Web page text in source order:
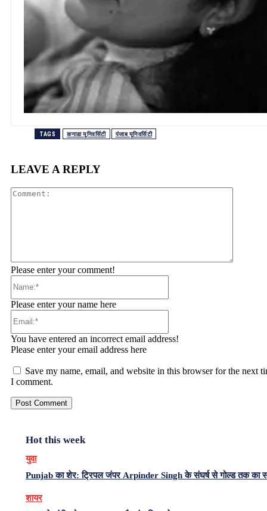
TAGS कनाडा यूनिवर्सिटी पंजाब यूनिवर्सिटी
LEAVE A REPLY
Please enter your comment!
Please enter your name here
You have entered an incorrect email address!
Please enter your email address here
Save my name, email, and website in this browser for the next
I comment.
Hot this week
युवा
Punjab का शेर: ट्रिपल जंपर Arpinder Singh के संघर्ष से गोल्ड तक का
शायर